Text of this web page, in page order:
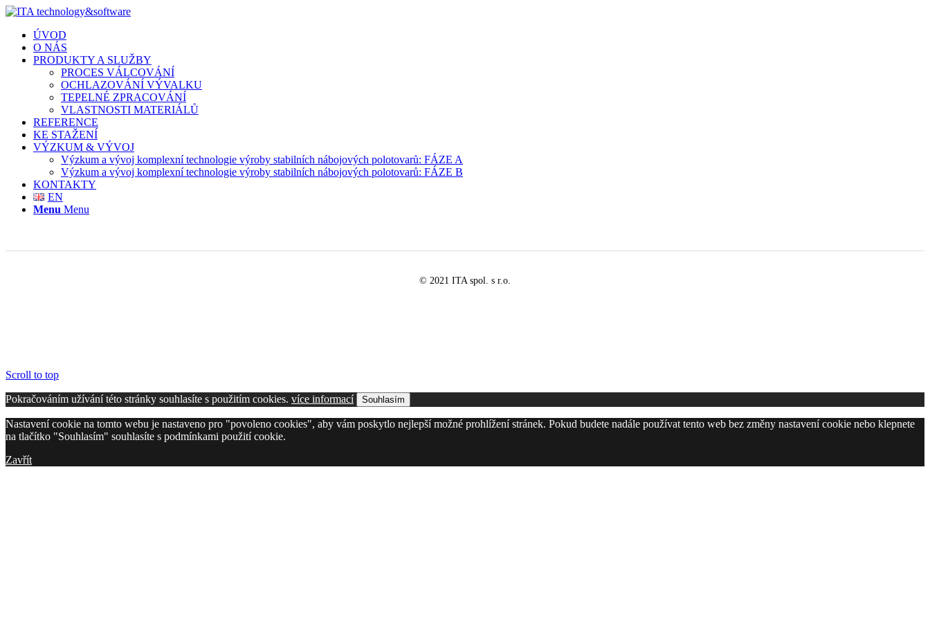
ÚVOD
O NÁS
PRODUKTY A SLUŽBY
PROCES VÁLCOVÁNÍ
OCHLAZOVÁNÍ VÝVALKU
TEPELNÉ ZPRACOVÁNÍ
VLASTNOSTI MATERIÁLŮ
REFERENCE
KE STAŽENÍ
VÝZKUM & VÝVOJ
Výzkum a vývoj komplexní technologie výroby stabilních nábojových polotovarů: FÁZE A
Výzkum a vývoj komplexní technologie výroby stabilních nábojových polotovarů: FÁZE B
KONTAKTY
EN
Menu Menu
© 2021 ITA spol. s r.o.
Scroll to top
Pokračováním užívání této stránky souhlasíte s použitím cookies. více informací Souhlasím
Nastavení cookie na tomto webu je nastaveno pro "povoleno cookies", aby vám poskytlo nejlepší možné prohlížení stránek. Pokud budete nadále používat tento web bez změny nastavení cookie nebo klepnete
na tlačítko "Souhlasím" souhlasíte s podmínkami použití cookie.
Zavřít